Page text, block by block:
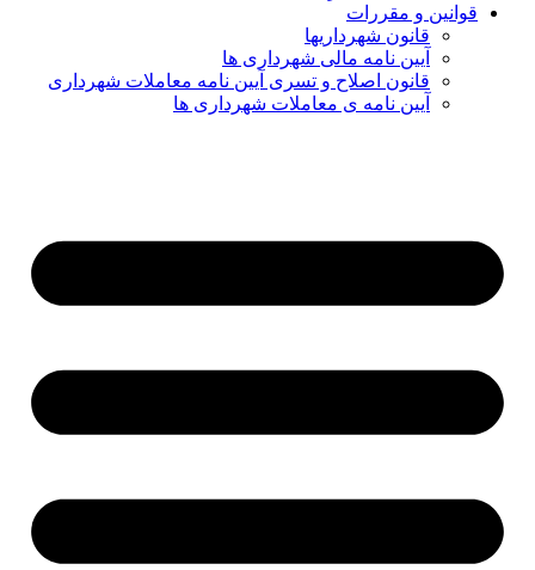
قوانین و مقررات
قانون شهرداریها
آیین نامه مالی شهرداری ها
قانون اصلاح و تسری آیین نامه معاملات شهرداری
آیین نامه ی معاملات شهرداری ها